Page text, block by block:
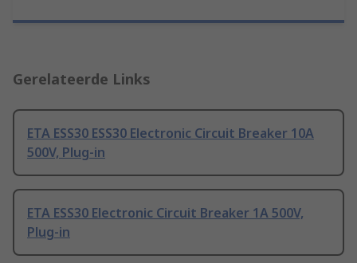
Gerelateerde Links
ETA ESS30 ESS30 Electronic Circuit Breaker 10A
500V, Plug-in
ETA ESS30 Electronic Circuit Breaker 1A 500V,
Plug-in